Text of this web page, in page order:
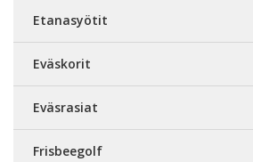
Etanasyötit
Eväskorit
Eväsrasiat
Frisbeegolf